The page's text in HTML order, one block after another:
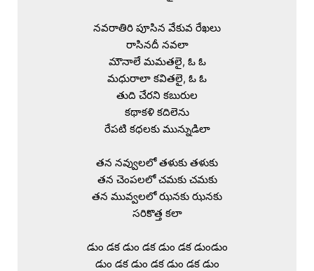
నవరాతిరి పూసిన వేకువ రేఖలు
రాసినదీ నవలా
మౌనాలే మమతలై, ఓ ఓ
మధురాలా కవితలై, ఓ ఓ
తుది చేరని కబురుల
కథాకళి కదిలెను
రేపటి కధలకు మున్నుడిలా
తన నవ్వులలో తళుకు తళుకు
తన చెంపలలో చమకు చమకు
తన మువ్వలలో ఝనకు ఝనకు
సరికొత్త కలా
డుం డక డుం డక డుం డక డుండుం
డుం డక డుం డక డుం డక డుం